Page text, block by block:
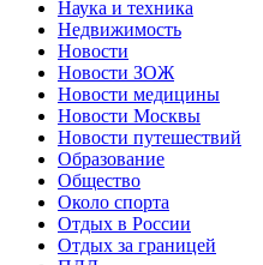
Наука и техника
Недвижимость
Новости
Новости ЗОЖ
Новости медицины
Новости Москвы
Новости путешествий
Образование
Общество
Около спорта
Отдых в России
Отдых за границей